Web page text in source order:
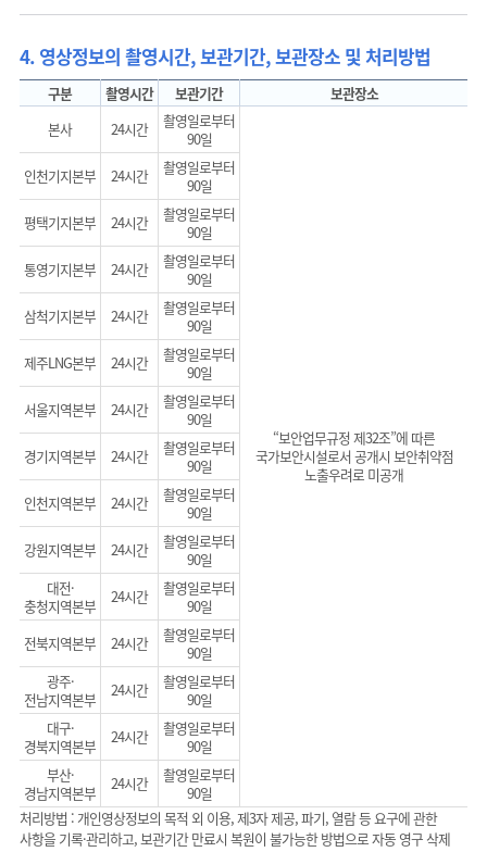
4. 영상정보의 촬영시간, 보관기간, 보관장소 및 처리방법
구분 촬영시간 보관기간
보관장소
본사
24시간
촬영일로부터
90일
“보안업무규정 제32조”에 따른
국가보안시설로서 공개시 보안취약점
노출우려로 미공개
인천기지본부 24시간
촬영일로부터
90일
평택기지본부
24시간
촬영일로부터
90일
통영기지본부
24시간
촬영일로부터
90일
삼척기지본부
24시간
촬영일로부터
90일
제주LNG본부
24시간
촬영일로부터
90일
서울지역본부
24시간
촬영일로부터
90일
경기지역본부
24시간
촬영일로부터
90일
인천지역본부
24시간
촬영일로부터
90일
강원지역본부
24시간
촬영일로부터
90일
대전·
충청지역본부
24시간
촬영일로부터
90일
전북지역본부
24시간
촬영일로부터
90일
광주·
전남지역본부
24시간
촬영일로부터
90일
대구·
경북지역본부
24시간
촬영일로부터
90일
부산·
경남지역본부
24시간
촬영일로부터
90일
처리방법 : 개인영상정보의 목적 외 이용, 제3자 제공, 파기, 열람 등 요구에 관한
사항을 기록·관리하고, 보관기간 만료시 복원이 불가능한 방법으로 자동 영구 삭제